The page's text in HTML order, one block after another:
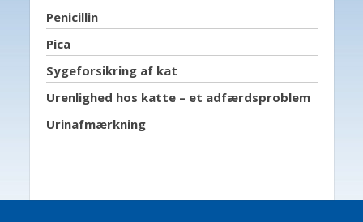
Penicillin
Pica
Sygeforsikring af kat
Urenlighed hos katte – et adfærdsproblem
Urinafmærkning